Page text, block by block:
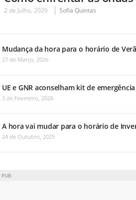
2 de Julho, 2026 Sofia Quintas
Mudança da hora para o horário de
27 de Março, 2026
UE e GNR aconselham kit de
3 de Fevereiro, 2026
A hora vai mudar para o horário de
24 de Outubro, 2025
PUB